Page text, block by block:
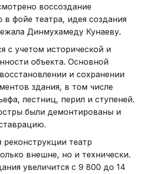
воссоздание
фойе театра, идея создания
Динмухамеду Кунаеву.
с учетом исторической и
объекта. Основной
и сохранении
здания, в том числе
лестниц, перил и ступеней.
были демонтированы и
театр
внешне, но и технически.
увеличится с 9 800 до 14